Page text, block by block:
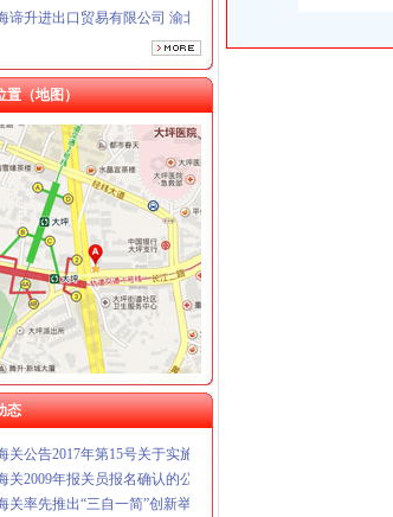
欣锦诚商贸有限公司 渝九50万 （工商注册）
同广告有限公司 渝沙50万 （工商注册）
虹房地产营销策划有限公司
鹰汽车销售有限公司
置（地图）
态
关年报
重庆海关税务、昆明海关税务报考条件？？-重庆公务员-
关顺利切换全国通关一体化模式渝企可享“全国海关如同一关”
关一体化启动重庆海关办理张报关单_新闻_大众网
关顺利切换全国通关一体化模式渝企可享“全国海关如同一关”
关关于2012年度录用公务员面试工作有关安排的通知—
年重庆海关公告第1号-报关员-报名网
关切换通关一体化模式渝企可在全国任一海关办手续|海关|重庆|
关公告2017年第15号关于实施优惠原产地无纸申报有关事宜的
关2009年报关员报名确认的公告-报关员-环球网校
关率先推出“三自一简”创新举措助力殊监管区域科学发展_
关：做好转型升级“加速器”_财经_腾讯网